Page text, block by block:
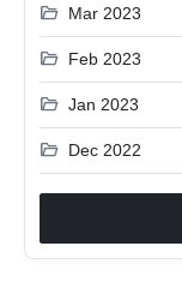
folder_open Mar 2023
folder_open Feb 2023
folder_open Jan 2023
folder_open Dec 2022